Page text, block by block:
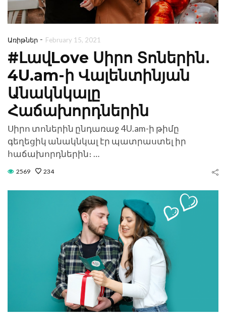
Ի՞նչ նվիրել
ԱՄԵՆ ԻՆՉ
Բիզնես
Առիթներ - February 15, 2021
#ԼավLove Սիրո Տոներին․
4U.am-ի Վալենտինյան
Անակնկալը
Հաճախորդներին
Սիրո տոներին ընդառաջ 4U.am-ի թիմը
գեղեցիկ անակնկալ էր պատրաստել իր
հաճախորդներին։ …
2569 234